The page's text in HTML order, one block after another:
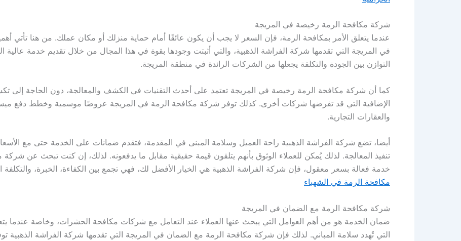
شركة مكافحة الرمة رخيصة في المريجة
عندما يتعلق الأمر بمكافحة الرمة، فإن السعر لا يجب أن يكون عائقًا أمام حماية منزلك أو مكان عملك. من هنا تأتي
في المريجة التي تقدمها شركة الفراشة الذهبية، والتي أثبتت وجودها بقوة في هذا المجال من خلال تقديم خدمة عالية
التوازن بين الجودة والتكلفة يجعلها من الشركات الرائدة في منطقة المريجة.
كما أن شركة مكافحة الرمة رخيصة في المريجة تعتمد على أحدث التقنيات في الكشف والمعالجة، دون الحاجة إلى
الإضافية التي قد تفرضها شركات أخرى. كذلك توفر شركة مكافحة الرمة في المريجة عروضًا موسمية وخطط دفع
والعقارات التجارية.
أيضا، تضع شركة الفراشة الذهبية راحة العميل وسلامة المبنى في المقدمة، فتقدم ضمانات على الخدمة حتى مع
تنفيذ المعالجة. لذلك يُمكن للعملاء الوثوق بأنهم يتلقون قيمة حقيقية مقابل ما يدفعونه. لذلك، إن كنت تبحث عن
خدمة فعالة بسعر معقول، فإن شركة الفراشة الذهبية هي الخيار الأفضل لك، فهي تجمع بين الكفاءة، الخبرة،
مكافحة الرمة في الشهباء
شركة مكافحة الرمة مع الضمان في المريجة
ضمان الخدمة هو من أهم العوامل التي يبحث عنها العملاء عند التعامل مع شركات مكافحة الحشرات، وخاصة عندما
التي تُهدد سلامة المباني. لذلك فإن شركة مكافحة الرمة مع الضمان في المريجة التي تقدمها شركة الفراشة الذهبية